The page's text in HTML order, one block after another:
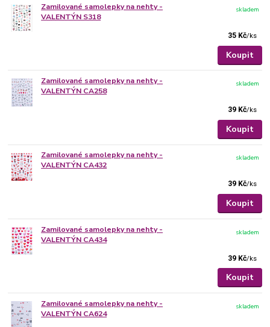
Zamilované samolepky na nehty -
VALENTÝN S318
35 Kč/ks
skladem
Koupit
Zamilované samolepky na nehty -
VALENTÝN CA258
39 Kč/ks
skladem
Koupit
Zamilované samolepky na nehty -
VALENTÝN CA432
39 Kč/ks
skladem
Koupit
Zamilované samolepky na nehty -
VALENTÝN CA434
39 Kč/ks
skladem
Koupit
Zamilované samolepky na nehty -
VALENTÝN CA624
skladem